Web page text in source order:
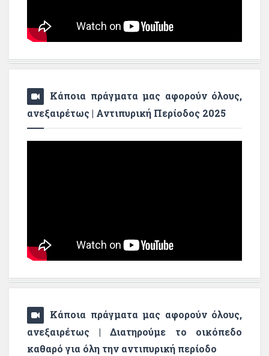
Κάποια πράγματα μας αφορούν όλους,
ανεξαιρέτως | Αντιπυρική Περίοδος 2025
Κάποια πράγματα μας αφορούν όλους,
ανεξαιρέτως | Διατηρούμε το οικόπεδο
καθαρό για όλη την αντιπυρική περίοδο